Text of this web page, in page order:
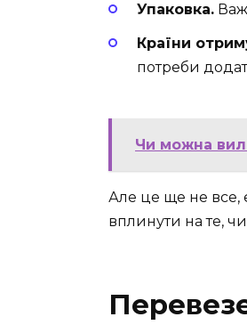
Упаковка.
Країни
потреби
Чи можна
Але це ще не все,
вплинути на те,